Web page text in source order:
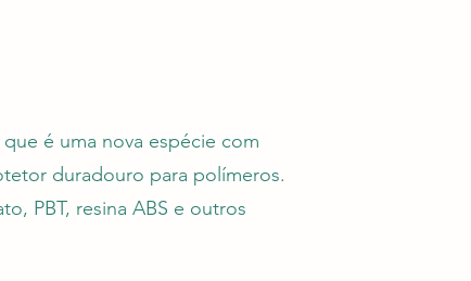
é uma nova espécie com
duradouro para polímeros.
PBT, resina ABS e outros